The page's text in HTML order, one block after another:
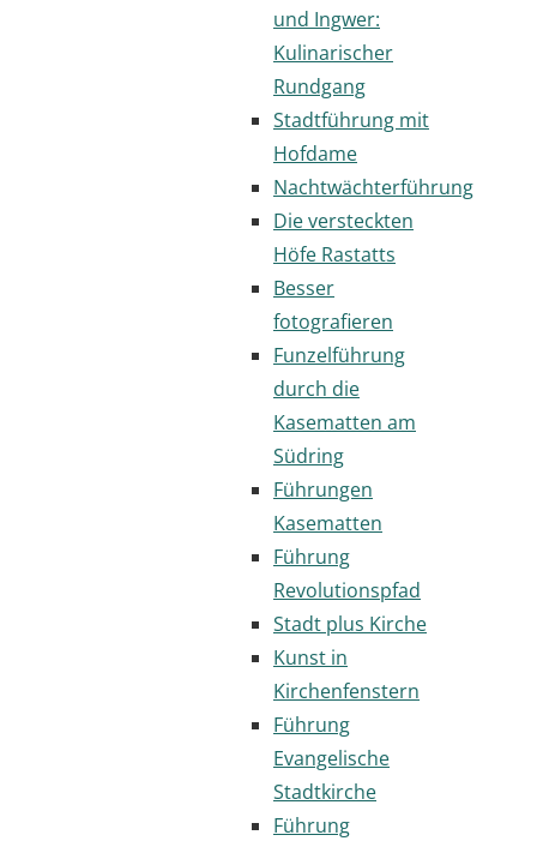
und Ingwer:
Kulinarischer
Rundgang
Stadtführung mit
Hofdame
Nachtwächterführung
Die versteckten
Höfe Rastatts
Besser
fotografieren
Funzelführung
durch die
Kasematten am
Südring
Führungen
Kasematten
Führung
Revolutionspfad
Stadt plus Kirche
Kunst in
Kirchenfenstern
Führung
Evangelische
Stadtkirche
Führung